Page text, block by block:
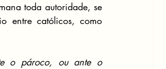
toda autoridade, se
entre católicos, como
o pároco, ou ante o